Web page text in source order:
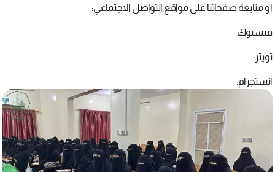
او متابعة صفحاتنا على مواقع التواصل الاجتماعي:
فيسبوك:
تويتر:
انستجرام: